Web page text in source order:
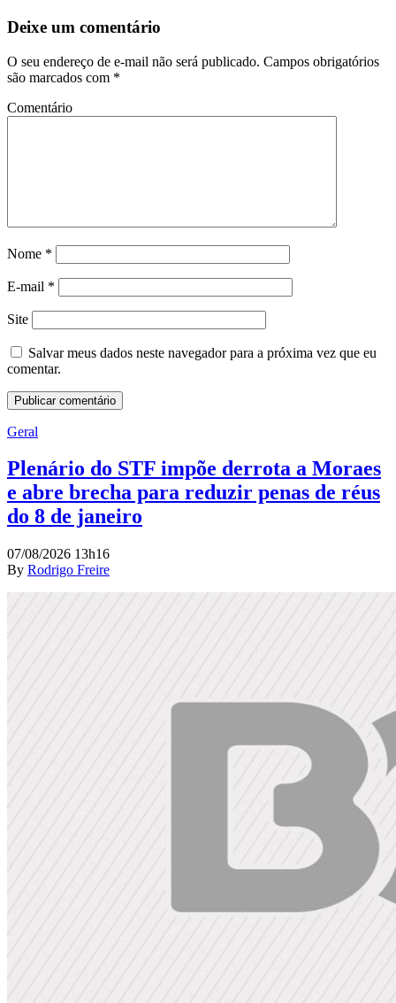
Deixe um comentário
O seu endereço de e-mail não será publicado. Campos obrigatórios
são marcados com *
Comentário
Nome *
E-mail *
Site
Salvar meus dados neste navegador para a próxima vez que eu
comentar.
Geral
Plenário do STF impõe derrota a Moraes
e abre brecha para reduzir penas de réus
do 8 de janeiro
07/08/2026 13h16
By Rodrigo Freire